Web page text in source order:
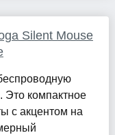
Silent Mouse
компактное
с акцентом на